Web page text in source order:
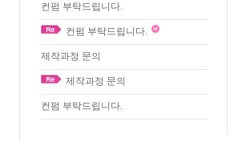
컨펌 부탁드립니다.
컨펌 부탁드립니다.
제작과정 문의
제작과정 문의
컨펌 부탁드립니다.